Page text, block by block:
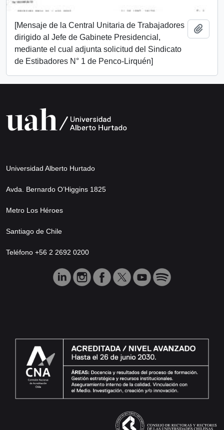
[Mensaje de la Central Unitaria de Trabajadores
dirigido al Jefe de Gabinete Presidencial,
mediante el cual adjunta solicitud del Sindicato
de Estibadores N° 1 de Penco-Lirquén]
Universidad Alberto Hurtado
Avda. Bernardo O’Higgins 1825
Metro Los Héroes
Santiago de Chile
Teléfono +56 2 2692 0200